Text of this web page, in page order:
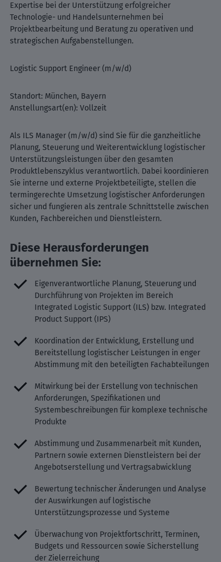
Expertise bei der Unterstützung erfolgreicher
Technologie- und Handelsunternehmen bei
Projektbearbeitung und Beratung zu operativen und
strategischen Aufgabenstellungen.
Logistic Support Engineer (m/w/d)
Standort: München, Bayern
Anstellungsart(en): Vollzeit
Als ILS Manager (m/w/d) sind Sie für die ganzheitliche
Planung, Steuerung und Weiterentwicklung logistischer
Unterstützungsleistungen über den gesamten
Produktlebenszyklus verantwortlich. Dabei koordinieren
Sie interne und externe Projektbeteiligte, stellen die
termingerechte Umsetzung logistischer Anforderungen
sicher und fungieren als zentrale Schnittstelle zwischen
Kunden, Fachbereichen und Dienstleistern.
Diese Herausforderungen
übernehmen Sie:
Eigenverantwortliche Planung, Steuerung und
Durchführung von Projekten im Bereich
Integrated Logistic Support (ILS) bzw. Integrated
Product Support (IPS)
Koordination der Entwicklung, Erstellung und
Bereitstellung logistischer Leistungen in enger
Abstimmung mit den beteiligten Fachabteilungen
Mitwirkung bei der Erstellung von technischen
Anforderungen, Spezifikationen und
Systembeschreibungen für komplexe technische
Produkte
Abstimmung und Zusammenarbeit mit Kunden,
Partnern sowie externen Dienstleistern bei der
Angebotserstellung und Vertragsabwicklung
Bewertung technischer Änderungen und Analyse
der Auswirkungen auf logistische
Unterstützungsprozesse und Systeme
Überwachung von Projektfortschritt, Terminen,
Budgets und Ressourcen sowie Sicherstellung
der Zielerreichung